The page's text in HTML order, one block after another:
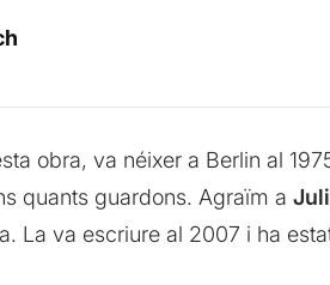
obra, va néixer a Berlin al
quants guardons. Agraïm a
La va escriure al 2007 i ha